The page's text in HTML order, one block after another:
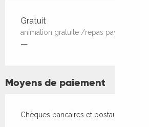
Tarifs 2026
Gratuit
animation gratuite /repas payant
—
Moyens de paiement
Chèques bancaires et postaux